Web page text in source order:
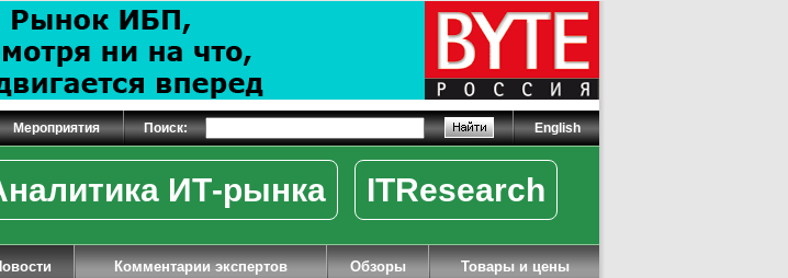
Мероприятия Поиск: English
ИТ-рынка ITResearch
Комментарии экспертов Обзоры Товары и цены